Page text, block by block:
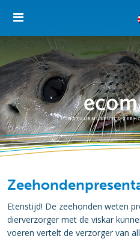
Etenstijd! De zeehonden weten
dierverzorger met de viskar
voeren vertelt de verzorger van